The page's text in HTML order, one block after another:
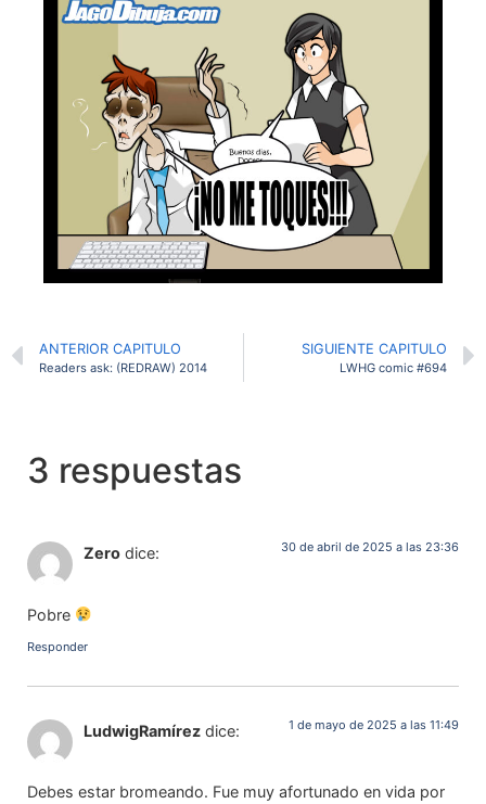
ANTERIOR CAPITULO
Readers ask: (REDRAW) 2014
SIGUIENTE CAPITULO
LWHG comic #694
3 respuestas
Zero dice: 30 de abril de 2025 a las 23:36
Pobre
Responder
LudwigRamírez dice: 1 de mayo de 2025 a las 11:49
Debes estar bromeando. Fue muy afortunado en vida por